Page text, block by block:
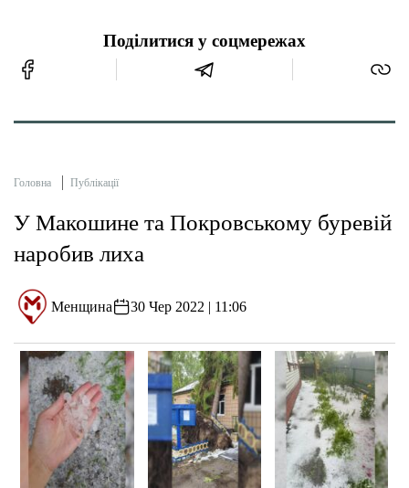
Поділитися у соцмережах
Головна Публікації
У Макошине та Покровському буревій
наробив лиха
Менщина 30 Чер 2022 | 11:06